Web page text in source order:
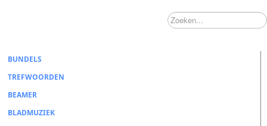
BUNDELS
TREFWOORDEN
BEAMER
BLADMUZIEK